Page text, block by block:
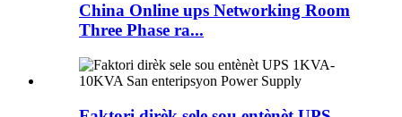
China Online ups Networking Room
Three Phase ra...